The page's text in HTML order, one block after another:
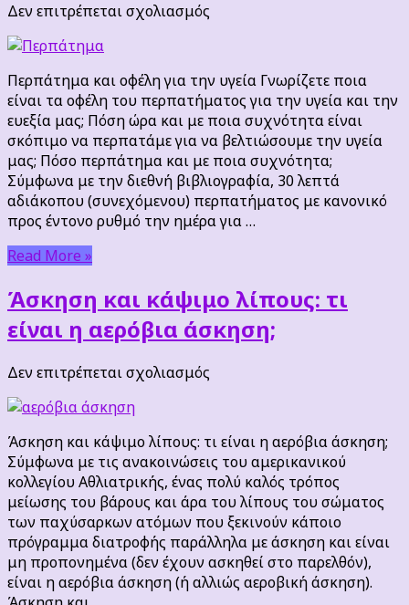
Δεν επιτρέπεται σχολιασμός
οφέλη
για
την
υγεία
Περπάτημα και οφέλη για την υγεία Γνωρίζετε ποια
είναι τα οφέλη του περπατήματος για την υγεία και την
ευεξία μας; Πόση ώρα και με ποια συχνότητα είναι
σκόπιμο να περπατάμε για να βελτιώσουμε την υγεία
μας; Πόσο περπάτημα και με ποια συχνότητα;
Σύμφωνα με την διεθνή βιβλιογραφία, 30 λεπτά
αδιάκοπου (συνεχόμενου) περπατήματος με κανονικό
προς έντονο ρυθμό την ημέρα για …
Read More »
Άσκηση και κάψιμο λίπους: τι
είναι η αερόβια άσκηση;
Δεν επιτρέπεται σχολιασμός
κάψιμο
λίπους:
τι
είναι
η
αερόβια
άσκηση;
Άσκηση και κάψιμο λίπους: τι είναι η αερόβια άσκηση;
Σύμφωνα με τις ανακοινώσεις του αμερικανικού
κολλεγίου Αθλιατρικής, ένας πολύ καλός τρόπος
μείωσης του βάρους και άρα του λίπους του σώματος
των παχύσαρκων ατόμων που ξεκινούν κάποιο
πρόγραμμα διατροφής παράλληλα με άσκηση και είναι
μη προπονημένα (δεν έχουν ασκηθεί στο παρελθόν),
είναι η αερόβια άσκηση (ή αλλιώς αεροβική άσκηση).